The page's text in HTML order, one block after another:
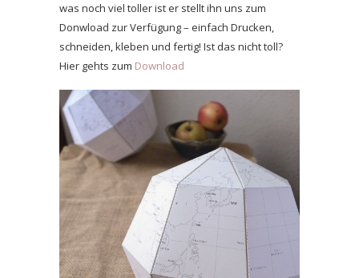
was noch viel toller ist er stellt ihn uns zum
Donwload zur Verfügung – einfach Drucken,
schneiden, kleben und fertig! Ist das nicht toll?
Hier gehts zum Download